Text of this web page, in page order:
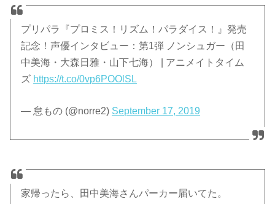
プリパラ『プロミス！リズム！パラダイス！』発売
記念！声優インタビュー：第1弾 ノンシュガー（田
中美海・大森日雅・山下七海） | アニメイトタイム
ズ https://t.co/0vp6POOlSL
— 怠もの (@norre2) September 17, 2019
家帰ったら、田中美海さんパーカー届いてた。